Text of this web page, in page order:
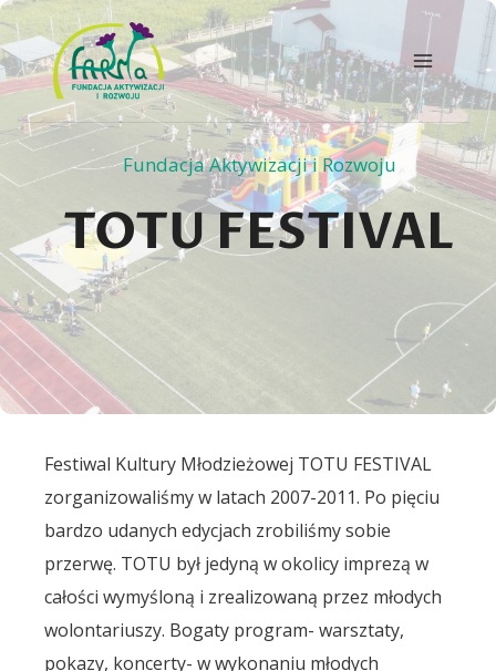
Przejdź
do
treści
Fundacja Aktywizacji i Rozwoju
TOTU FESTIVAL
Festiwal Kultury Młodzieżowej TOTU FESTIVAL
zorganizowaliśmy w latach 2007-2011. Po pięciu
bardzo udanych edycjach zrobiliśmy sobie
przerwę. TOTU był jedyną w okolicy imprezą w
całości wymyśloną i zrealizowaną przez młodych
wolontariuszy. Bogaty program- warsztaty,
pokazy, koncerty- w wykonaniu młodych